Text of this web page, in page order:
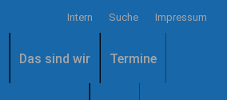
Intern Suche Impressum
Das sind wir Termine